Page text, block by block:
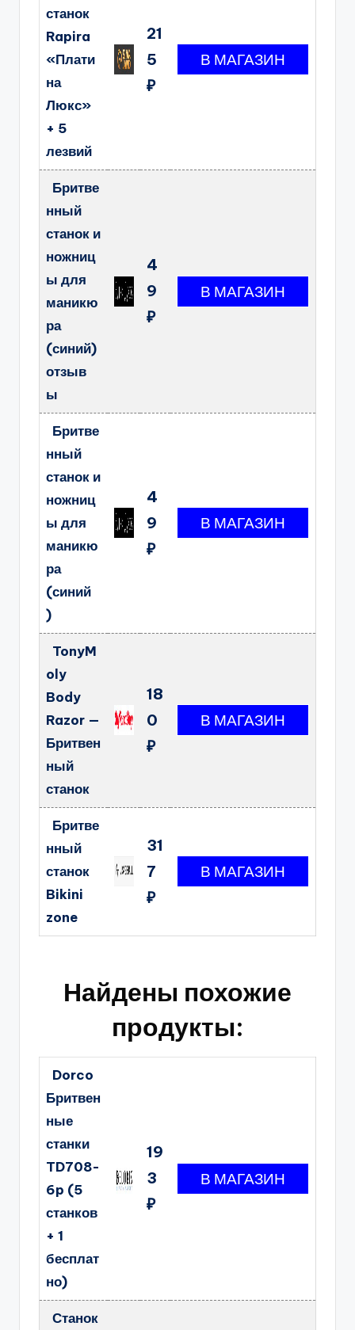
станок
Rapira
«Плати
на
Люкс»
+ 5
лезвий
21
5
₽
Бритве
нный
станок и
ножниц
ы для
маникю
ра
(синий)
отзыв
ы
4
9
₽
Бритве
нный
станок и
ножниц
ы для
маникю
ра
(синий
)
4
9
₽
TonyM
oly
Body
Razor —
Бритвен
ный
станок
18
0
₽
Бритве
нный
станок
Bikini
zone
31
7
₽
Найдены похожие
продукты:
Dorco
Бритвен
ные
станки
TD708-
6p (5
станков
+ 1
бесплат
но)
19
3
₽
Станок